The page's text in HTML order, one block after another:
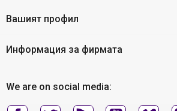
Вашият профил
Информация за фирмата
We are on social media: